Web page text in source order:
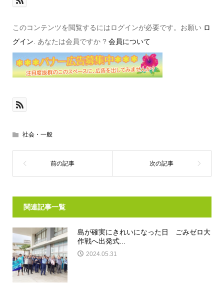
このコンテンツを閲覧するにはログインが必要です。お願い ロ
グイン . あなたは会員ですか ? 会員について
社会・一般
関連記事一覧
島が確実にきれいになった日 ごみゼロ大
作戦へ出発式...
2024.05.31